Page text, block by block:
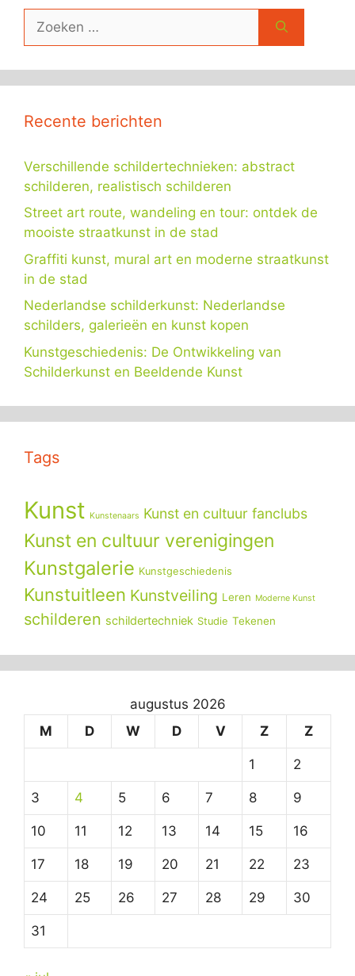
naar:
Recente berichten
Verschillende schildertechnieken: abstract
schilderen, realistisch schilderen
Street art route, wandeling en tour: ontdek de
mooiste straatkunst in de stad
Graffiti kunst, mural art en moderne straatkunst
in de stad
Nederlandse schilderkunst: Nederlandse
schilders, galerieën en kunst kopen
Kunstgeschiedenis: De Ontwikkeling van
Schilderkunst en Beeldende Kunst
Tags
Kunst Kunstenaars Kunst en cultuur fanclubs
Kunst en cultuur verenigingen
Kunstgalerie Kunstgeschiedenis
Kunstuitleen Kunstveiling Leren Moderne Kunst
schilderen schildertechniek Studie Tekenen
augustus 2026
M
D W D V Z Z
1 2
3 4 5 6 7 8 9
10 11 12 13 14 15 16
17 18 19 20 21 22 23
24 25 26 27 28 29 30
31